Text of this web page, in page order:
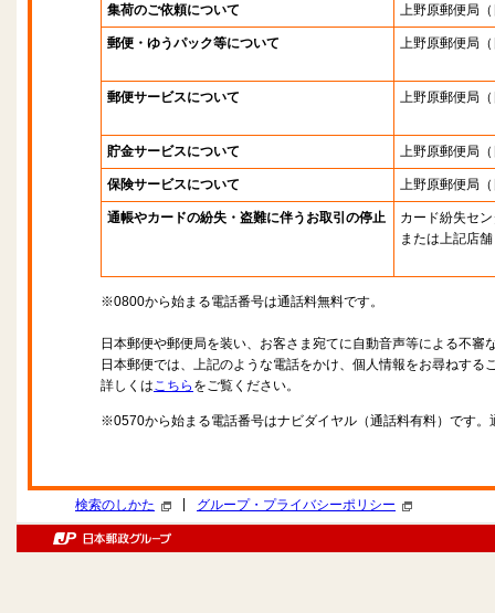
集荷のご依頼について 上野原郵便局
郵便・ゆうパック等について 上野原郵便局
郵便サービスについて 上野原郵便局
貯金サービスについて 上野原郵便局
保険サービスについて 上野原郵便局
通帳やカードの紛失・盗難に伴うお取引の停止
カード紛失セ
または上記店舗
※0800から始まる電話番号は通話料無料です。
日本郵便や郵便局を装い、お客さま宛てに自動音声等による不審
日本郵便では、上記のような電話をかけ、個人情報をお尋ねする
詳しくはこちら をご覧ください。
※0570から始まる電話番号はナビダイヤル（通話料有料）です
検索のしかた グループ・プライバシーポリシー